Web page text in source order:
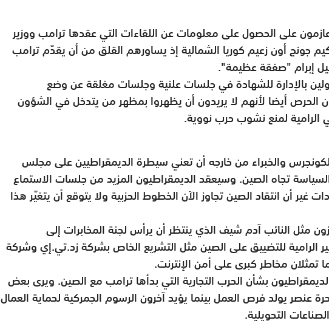
على الحصول على معلومات عن اللقاءات التي عقدها ترامب ووزير
جونج أون زعيم كوريا الشمالية إذ يساورهم القلق من أن يقدّم ترامب
إبرام "صفقة عظيمة".
بالإدارة للشهادة في جلسات علنية وجلسات مغلقة عن وضع
الحرص أيضا لأنهم لا يريدون أن يظهروا بمظهر من يتدخل في الشؤون
الرامية لمنع نشوب حرب نووية.
والخبراء من خارجه أن تعني سيطرة الديمقراطيين على مجلس
تجاه الصين. وسيعقد الديمقراطيون المزيد من جلسات الاستماع
غير أن انتقاد الصين تجاوز الآن الخطوط الحزبية ولا يتوقع أن يتغيّر هذا
مثل النائب آدم شيف الذي ينتظر أن يرأس لجنة المخابرات إلى
الرامية للتضييق على الصين مثل التشريع الخاص بشركة زد.تي.إي وشركة
تمثلان مخاطر كبرى على أمن الإنترنت.
بشأن الحرب التجارية التي بدأها ترامب مع الصين. ويرى بعض
عنصر يولد فرص العمل بينما يؤيد آخرون الرسوم الجمركية لحماية العمال
التحويلية.